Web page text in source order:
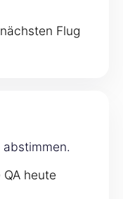
Flug
heute